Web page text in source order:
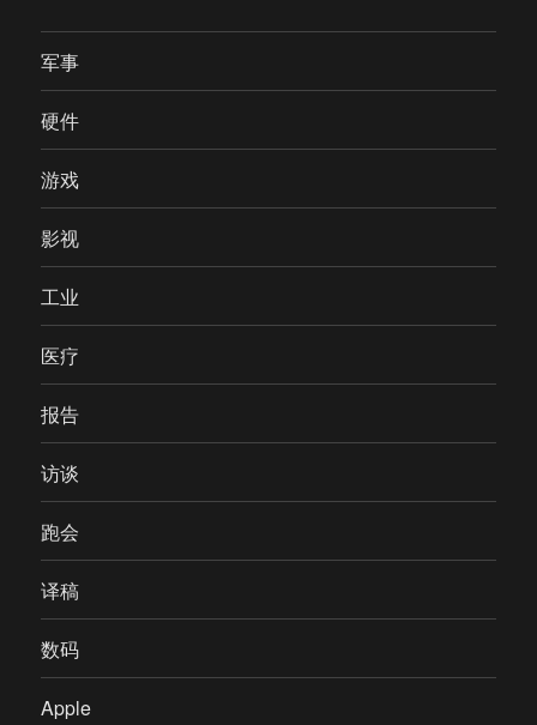
军事
硬件
游戏
影视
工业
医疗
报告
访谈
跑会
译稿
数码
Apple